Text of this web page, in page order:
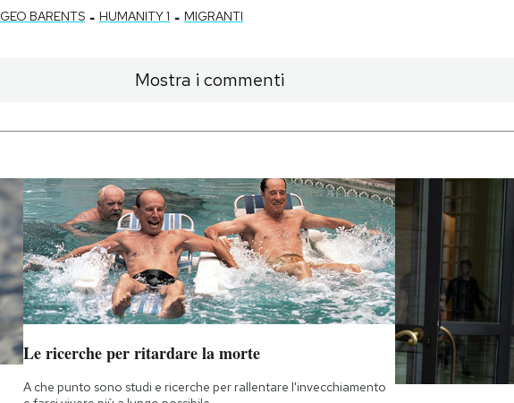
GEO BARENTS - HUMANITY 1 - MIGRANTI
Mostra i commenti
Le ricerche per ritardare la morte
A che punto sono studi e ricerche per rallentare l'invecchiamento